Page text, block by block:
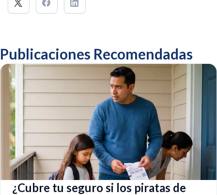
Publicaciones Recomendadas
¿Cubre tu seguro si los piratas de